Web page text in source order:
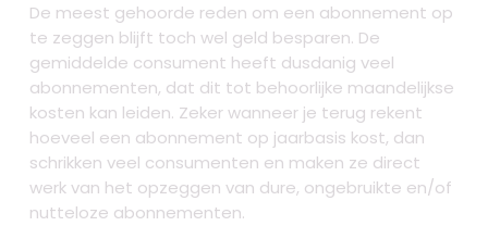
De meest gehoorde reden om een abonnement op
te zeggen blijft toch wel geld besparen. De
gemiddelde consument heeft dusdanig veel
abonnementen, dat dit tot behoorlijke maandelijkse
kosten kan leiden. Zeker wanneer je terug rekent
hoeveel een abonnement op jaarbasis kost, dan
schrikken veel consumenten en maken ze direct
werk van het opzeggen van dure, ongebruikte en/of
nutteloze abonnementen.